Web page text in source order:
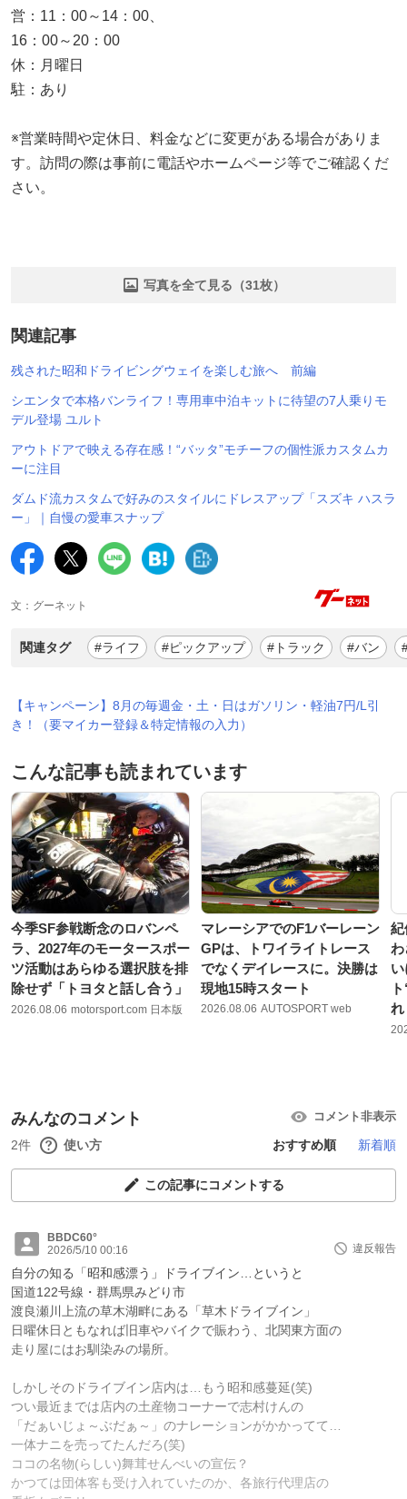
営：11：00～14：00、
16：00～20：00
休：月曜日
駐：あり
※営業時間や定休日、料金などに変更がある場合がありま
す。訪問の際は事前に電話やホームページ等でご確認くだ
さい。
写真を全て見る（31枚）
関連記事
残された昭和ドライビングウェイを楽しむ旅へ 前編
シエンタで本格バンライフ！専用車中泊キットに待望の7人乗りモ
デル登場 ユルト
アウトドアで映える存在感！“バッタ”モチーフの個性派カスタムカ
ーに注目
ダムド流カスタムで好みのスタイルにドレスアップ「スズキ ハスラ
ー」｜自慢の愛車スナップ
文：グーネット
関連タグ #ライフ #ピックアップ #トラック #バン
【キャンペーン】8月の毎週金・土・日はガソリン・軽油7円/L引
き！（要マイカー登録＆特定情報の入力）
こんな記事も読まれています
今季SF参戦断念のロバンペ
ラ、2027年のモータースポー
ツ活動はあらゆる選択肢を排
除せず「トヨタと話し合う」
2026.08.06 motorsport.com 日本版
マレーシアでのF1バーレーン
GPは、トワイライトレース
でなくデイレースに。決勝は
現地15時スタート
2026.08.06 AUTOSPORT web
紀
わ
れ
みんなのコメント コメント非表示
2件 使い方 おすすめ順 新着順
この記事にコメントする
BBDC60°
2026/5/10 00:16
違反報告
自分の知る「昭和感漂う」ドライブイン…というと
国道122号線・群馬県みどり市
渡良瀬川上流の草木湖畔にある「草木ドライブイン」
日曜休日ともなれば旧車やバイクで賑わう、北関東方面の
走り屋にはお馴染みの場所。
しかしそのドライブイン店内は…もう昭和感蔓延(笑)
つい最近までは店内の土産物コーナーで志村けんの
「だぁいじょ～ぶだぁ～」のナレーションがかかってて…
一体ナニを売ってたんだろ(笑)
ココの名物(らしい)舞茸せんべいの宣伝？
かつては団体客も受け入れていたのか、各旅行代理店の